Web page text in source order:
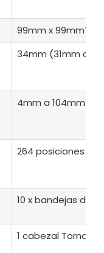
99mm x 99mm*
34mm (31mm con
4mm a 104mm
264 posiciones x
10 x bandejas de
1 cabezal Tornado